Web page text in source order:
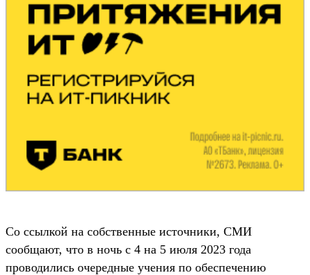
Со ссылкой на собственные источники, СМИ
сообщают, что в ночь с 4 на 5 июля 2023 года
проводились очередные учения по обеспечению